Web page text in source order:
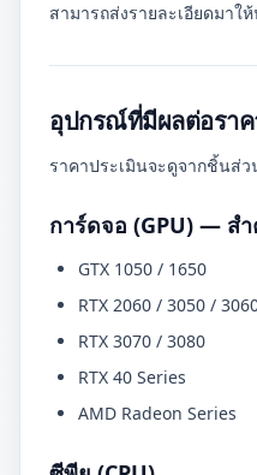
สามารถส่งรายละเอียดมาใ
อุปกรณ์ที่มีผลต่อรา
ราคาประเมินจะดูจากชิ้นส่ว
การ์ดจอ (GPU) — ส
GTX 1050 / 1650
RTX 2060 / 3050 /
RTX 3070 / 3080
RTX 40 Series
AMD Radeon Series